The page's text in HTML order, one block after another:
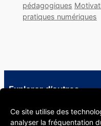
Ce site utilise des
analyser la fréquentation
pédagogiques
pratiques numériques
Explorer d’autres
Infos utiles pour le corps